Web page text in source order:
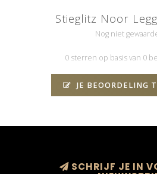
Stieglitz Noor
Nog niet
0 sterren op basis van 0
JE BEOORDELING
SCHRIJF JE IN